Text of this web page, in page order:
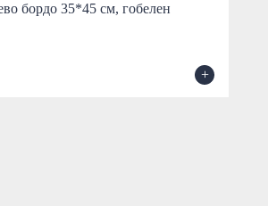
бордо 35*45 см, гобелен
+